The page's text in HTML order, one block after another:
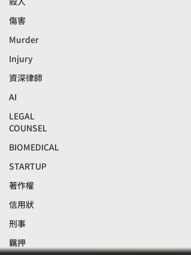
傷害
Murder
Injury
資深律師
AI
LEGAL
COUNSEL
BIOMEDICAL
STARTUP
著作權
信用狀
刑事
羈押